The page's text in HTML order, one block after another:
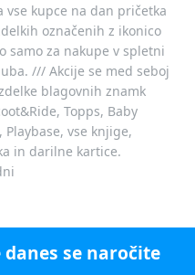
kupce na dan pričetka
označenih z ikonico
samo za nakupe v spletni
/// Akcije se med seboj
blagovnih znamk
Topps, Baby
Playbase, vse knjige,
in darilne kartice.
danes se naročite